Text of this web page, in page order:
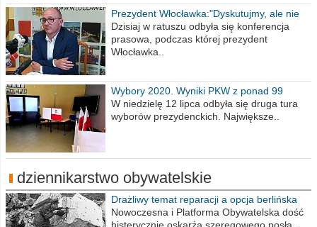
Prezydent Włocławka:"Dyskutujmy, ale nie
obrażajmy się”
Dzisiaj w ratuszu odbyła się konferencja
prasowa, podczas której prezydent
Włocławka..
Wybory 2020. Wyniki PKW z ponad 99
procent obwodów
W niedzielę 12 lipca odbyła się druga tura
wyborów prezydenckich. Największe..
dziennikarstwo obywatelskie
Drażliwy temat reparacji a opcja berlińska
Nowoczesna i Platforma Obywatelska dość